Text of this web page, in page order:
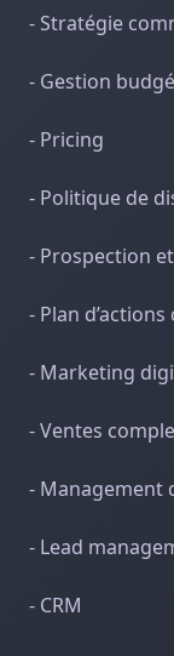
- Stratégie
- Gestion
- Pricing
- Politique de
- Prospection
- Plan
- Marketing
- Ventes
- Management
- Lead
- CRM